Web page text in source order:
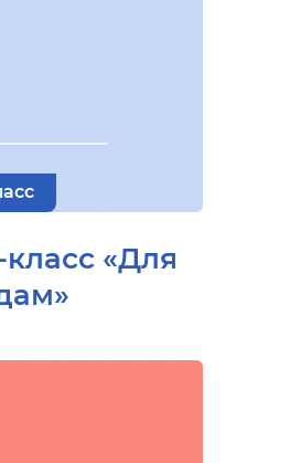
«Для